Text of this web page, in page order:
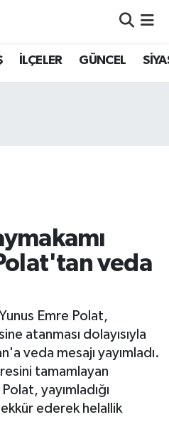
İLÇELER GÜNCEL
veda
Emre Polat,
atanması dolayısıyla
veda mesajı yayımladı.
tamamlayan
yayımladığı
ederek helallik